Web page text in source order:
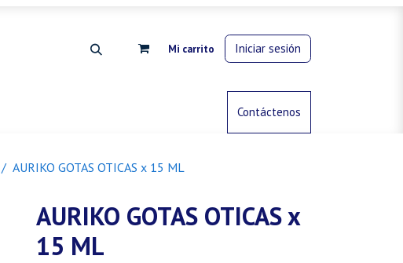
Mi carrito Iniciar sesión
Control de animalesContáctenos
AURIKO GOTAS OTICAS x 15 ML
AURIKO GOTAS OTICAS x
15 ML